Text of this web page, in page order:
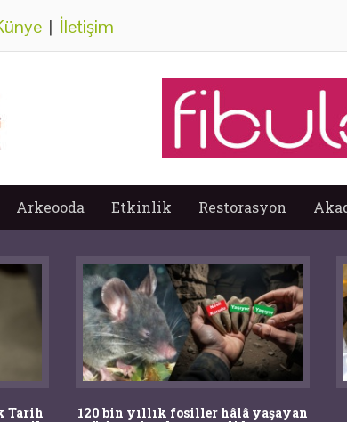
| İletişim
Arkeooda Etkinlik Restorasyon
Tarih 120 bin yıllık fosiller hâlâ yaşayan